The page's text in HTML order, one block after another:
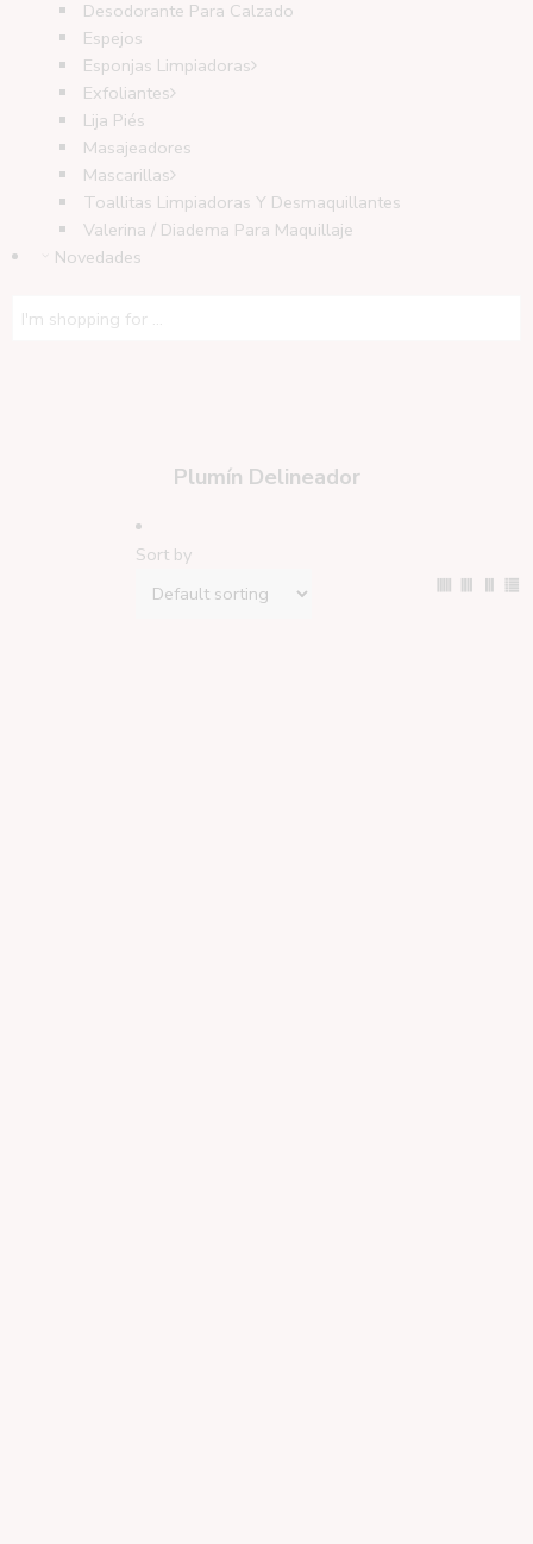
Desodorante Para Calzado
Espejos
Esponjas Limpiadoras
Exfoliantes
Lija Piés
Masajeadores
Mascarillas
Toallitas Limpiadoras Y Desmaquillantes
Valerina / Diadema Para Maquillaje
Novedades
Plumín Delineador
Sort by